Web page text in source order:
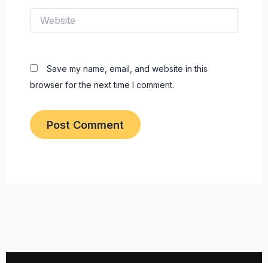
Save my name, email, and website in this
browser for the next time I comment.